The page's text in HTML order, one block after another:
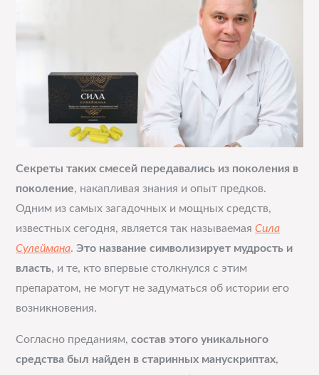
Секреты таких смесей передавались из поколения в
поколение, накапливая знания и опыт предков.
Одним из самых загадочных и мощных средств,
известных сегодня, является так называемаяСила
Сулеймана.Это название символизирует мудрость и
власть, и те, кто впервые столкнулся с этим
препаратом, не могут не задуматься об истории его
возникновения.
Согласно преданиям,состав этого уникального
средства был найден в старинных манускриптах,